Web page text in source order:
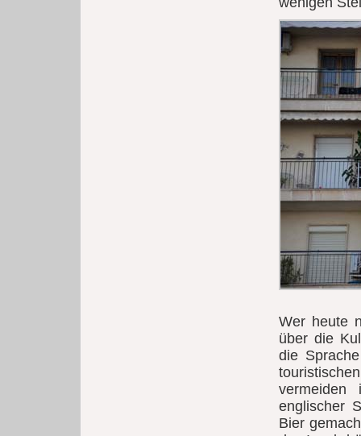
Wer heute
über die
die
englischer
Bier